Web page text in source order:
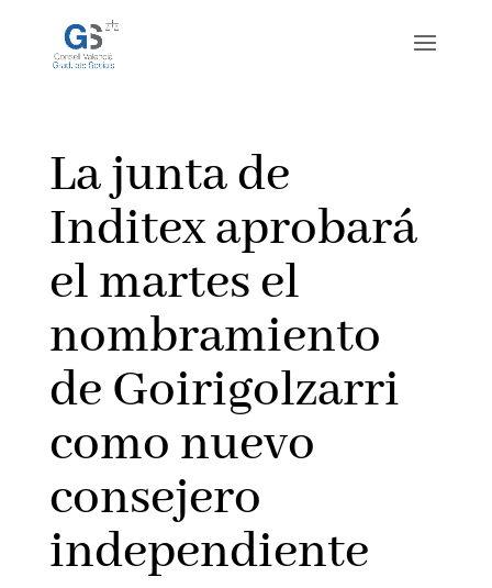
La junta de
Inditex aprobará
el martes el
nombramiento
de Goirigolzarri
como nuevo
consejero
independiente